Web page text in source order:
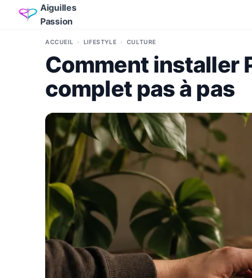
Aiguilles
Passion
ACCUEIL LIFESTYLE CULTURE
Comment installer
complet pas à pas